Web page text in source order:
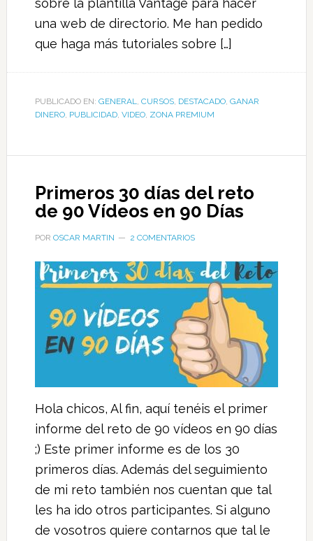
sobre la plantilla Vantage para hacer
una web de directorio. Me han pedido
que haga más tutoriales sobre […]
PUBLICADO EN: GENERAL, CURSOS, DESTACADO, GANAR
DINERO, PUBLICIDAD, VIDEO, ZONA PREMIUM
Primeros 30 días del reto
de 90 Vídeos en 90 Días
POR OSCAR MARTIN 2 COMENTARIOS
Hola chicos, Al fin, aquí tenéis el primer
informe del reto de 90 vídeos en 90 días
;) Este primer informe es de los 30
primeros días. Además del seguimiento
de mi reto también nos cuentan que tal
les ha ido otros participantes. Si alguno
de vosotros quiere contarnos que tal le